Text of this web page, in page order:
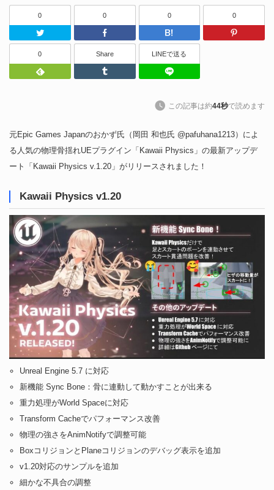
0
Twitter
0
Facebook
0
はてなブッ
0
0
Feedly
Share
Tumblr
LINEで送る
この記事は約44秒で読めます
元Epic Games Japanのおかず氏（岡田 和也氏 @pafuhana1213）によ
る人気の物理骨揺れUEプラグイン「Kawaii Physics」の最新アップデ
ート「Kawaii Physics v.1.20」がリリースされました！
Kawaii Physics v1.20
Unreal Engine 5.7 に対応
新機能 Sync Bone：骨に連動して動かすことが出来る
重力処理がWorld Spaceに対応
Transform Cacheでパフォーマンス改善
物理の強さをAnimNotifyで調整可能
BoxコリジョンとPlaneコリジョンのデバッグ表示を追加
v1.20対応のサンプルを追加
細かな不具合の調整